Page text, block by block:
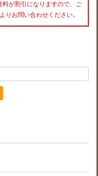
が割引になりますので、ご
りお問い合わせください。